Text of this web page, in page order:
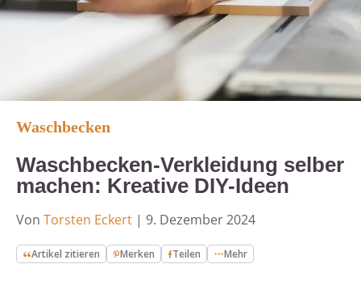
Waschbecken
Waschbecken-Verkleidung selber
machen: Kreative DIY-Ideen
Von Torsten Eckert | 9. Dezember 2024
Artikel zitieren Merken Teilen Mehr